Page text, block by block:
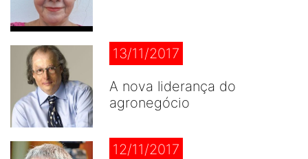
13/11/2017
A nova liderança do
agronegócio
12/11/2017